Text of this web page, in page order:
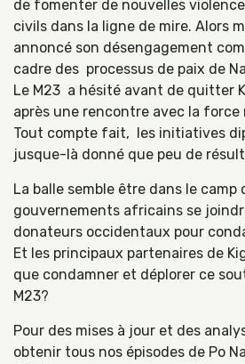
de fomenter de nouvelles
civils dans la ligne de mire. Alors
annoncé son désengagement
cadre des processus de paix de
Le M23 a hésité avant de quitter
après une rencontre avec la force
Tout compte fait, les initiatives
jusque-là donné que peu de
La balle semble être dans le camp
gouvernements africains se
donateurs occidentaux pour
Et les principaux partenaires de
que condamner et déplorer ce
M23?
Pour des mises à jour et des
obtenir tous nos épisodes de Po